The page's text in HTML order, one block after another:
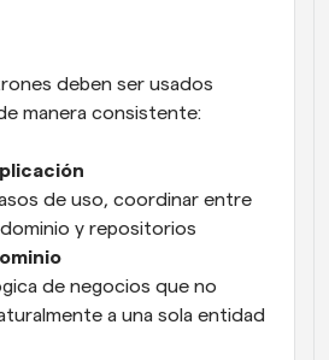
deben ser usados
manera consistente:
de uso, coordinar entre
y repositorios
de negocios que no
a una sola entidad